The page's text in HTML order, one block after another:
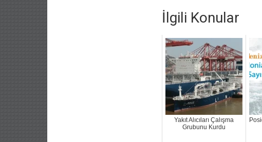
İlgili Konular
Yakıt Alıcıları Çalışma
Grubunu Kurdu